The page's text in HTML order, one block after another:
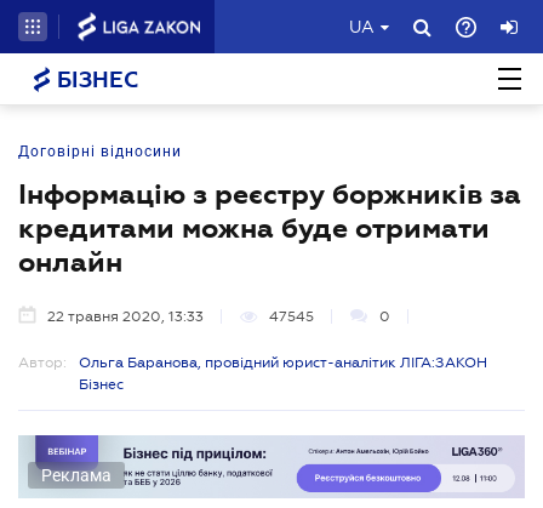
UA
БІЗНЕС
Договірні відносини
Інформацію з реєстру боржників за
кредитами можна буде отримати
онлайн
22 травня 2020, 13:33 47545 0
Автор:
Ольга Баранова, провідний юрист-аналітик ЛІГА:ЗАКОН
Бізнес
Реклама